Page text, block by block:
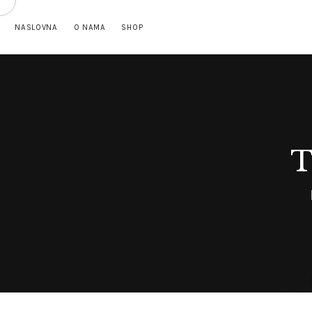
NASLOVNA O NAMA SHOP